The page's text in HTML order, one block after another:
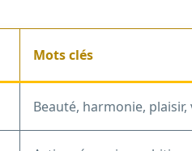
Mots clés
Beauté, harmonie, plaisir,